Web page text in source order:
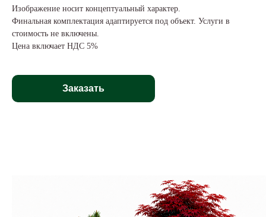
Изображение носит концептуальный характер.
Финальная комплектация адаптируется под объект. Услуги в
стоимость не включены.
Цена включает НДС 5%
Заказать